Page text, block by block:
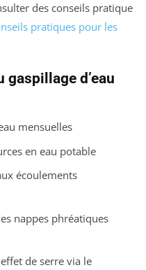
des conseils pratique
pratiques pour les
d’eau
mensuelles
en eau potable
écoulements
nappes phréatiques
de serre via le